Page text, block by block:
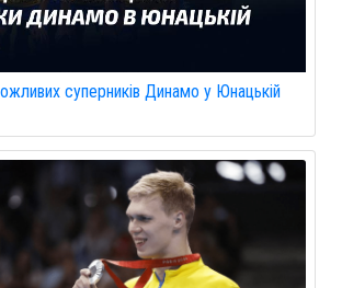
суперників Динамо у Юнацькій